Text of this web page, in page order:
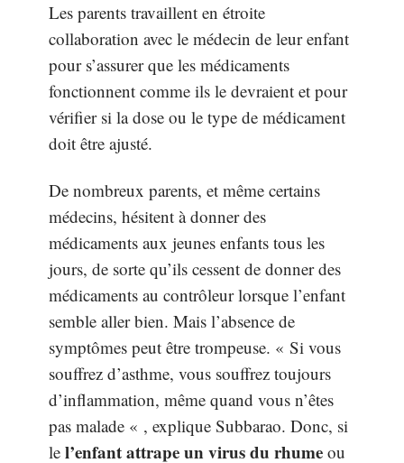
Les parents travaillent en étroite
collaboration avec le médecin de leur enfant
pour s’assurer que les médicaments
fonctionnent comme ils le devraient et pour
vérifier si la dose ou le type de médicament
doit être ajusté.
De nombreux parents, et même certains
médecins, hésitent à donner des
médicaments aux jeunes enfants tous les
jours, de sorte qu’ils cessent de donner des
médicaments au contrôleur lorsque l’enfant
semble aller bien. Mais l’absence de
symptômes peut être trompeuse. « Si vous
souffrez d’asthme, vous souffrez toujours
d’inflammation, même quand vous n’êtes
pas malade « , explique Subbarao. Donc, si
le l’enfant attrape un virus du rhume ou